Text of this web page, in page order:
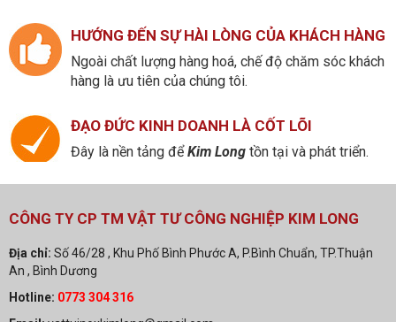
HƯỚNG ĐẾN SỰ HÀI LÒNG CỦA KHÁCH HÀNG
Ngoài chất lượng hàng hoá, chế độ chăm sóc khách
hàng là ưu tiên của chúng tôi.
ĐẠO ĐỨC KINH DOANH LÀ CỐT LÕI
Đây là nền tảng đểKim Long tồn tại và phát triển.
CÔNG TY CP TM VẬT TƯ CÔNG NGHIỆP KIM LONG
Địa chỉ: Số 46/28 , Khu Phố Bình Phước A, P.Bình Chuẩn, TP.Thuận
An , Bình Dương
Hotline: 0773 304 316